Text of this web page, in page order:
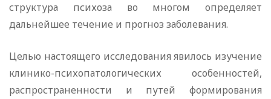
структура психоза во многом определяет
дальнейшее течение и прогноз заболевания.
Целью настоящего исследования явилось изучение
клинико-психопатологических особенностей,
распространенности и путей формирования